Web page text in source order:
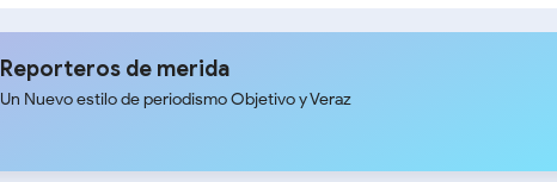
Reporteros de merida
Un Nuevo estilo de periodismo Objetivo y Veraz